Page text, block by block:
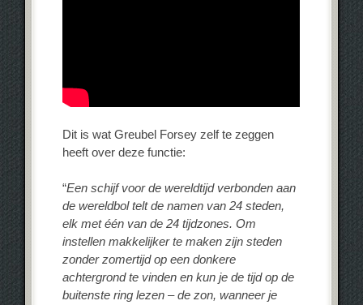
Dit is wat Greubel Forsey zelf te zeggen
heeft over deze functie:
“Een schijf voor de wereldtijd verbonden aan
de wereldbol telt de namen van 24 steden,
elk met één van de 24 tijdzones. Om
instellen makkelijker te maken zijn steden
zonder zomertijd op een donkere
achtergrond te vinden en kun je de tijd op de
buitenste ring lezen – de zon, wanneer je